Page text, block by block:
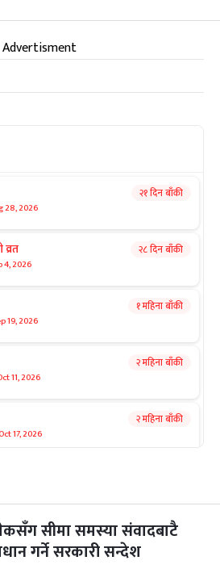
Advertisment
28, 2026
२१ दिन बाँकी
व्रत
4, 2026
२८ दिन बाँकी
19, 2026
१ महिना बाँकी
11, 2026
२ महिना बाँकी
17, 2026
२ महिना बाँकी
20, 2026
२ महिना बाँकी
सीमा समस्या संवादबाटै
गर्ने सरकारी सन्देश